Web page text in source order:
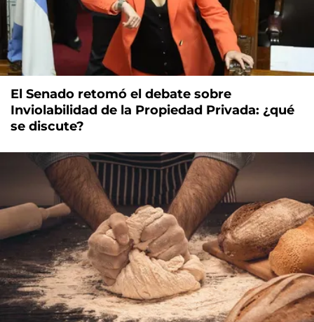
El Senado retomó el debate sobre
Inviolabilidad de la Propiedad Privada: ¿qué
se discute?